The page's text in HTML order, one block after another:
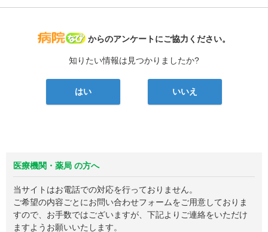
病院なび
からのアンケートにご協力ください。
知りたい情報は見つかりましたか?
はい いいえ
医療機関・薬局 の方へ
当サイトはお電話での対応を行っておりません。
ご希望の内容ごとにお問い合わせフォームをご用意しておりま
すので、お手数ではございますが、下記よりご連絡をいただけ
ますようお願いいたします。